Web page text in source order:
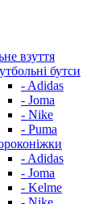
взуття
бутси
- Adidas
- Joma
- Nike
- Puma
- Adidas
- Joma
- Kelme